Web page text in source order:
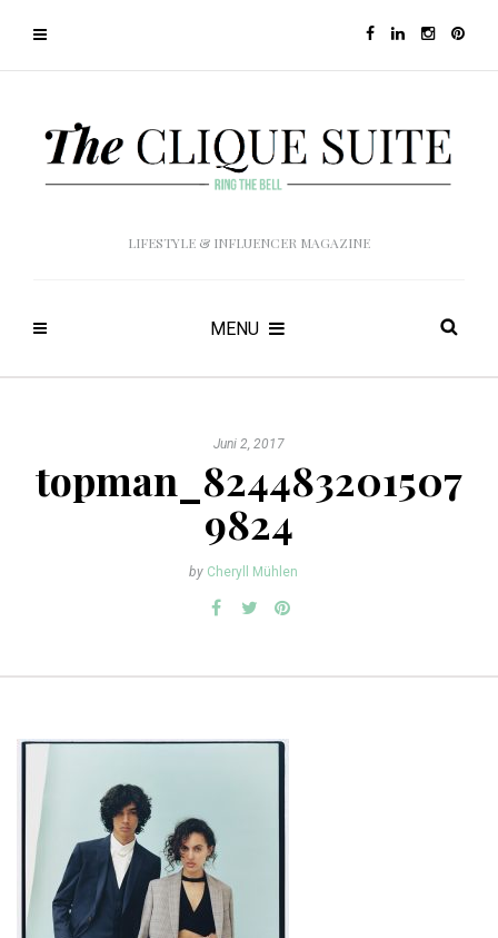
LIFESTYLE & INFLUENCER MAGAZINE
MENU
Juni 2, 2017
topman_824483201507
9824
by Cheryll Mühlen